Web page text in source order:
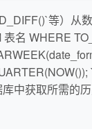
等）从
名 WHERE
中获取所需的